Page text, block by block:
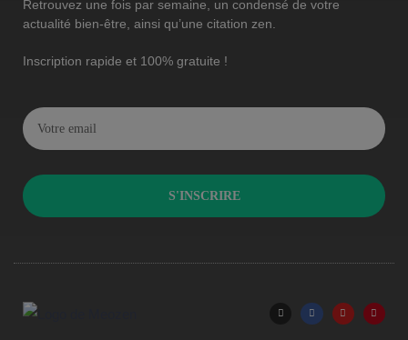
Retrouvez une fois par semaine, un condensé de votre
actualité bien-être, ainsi qu’une citation zen.
Inscription rapide et 100% gratuite !
S'INSCRIRE